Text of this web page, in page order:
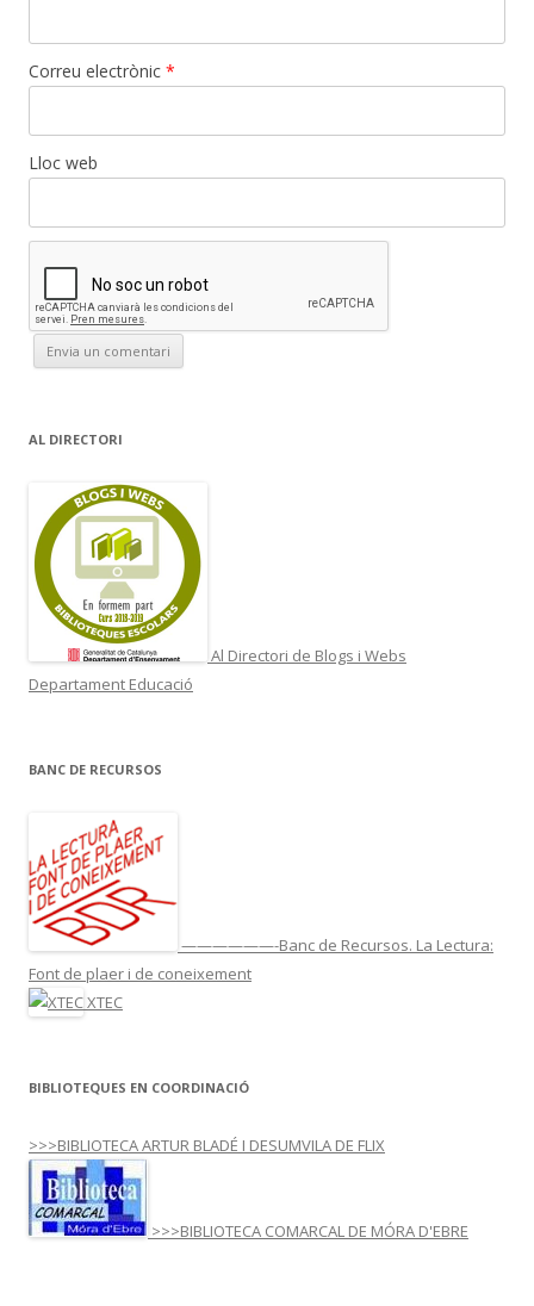
Correu electrònic *
Lloc web
AL DIRECTORI
Al Directori de Blogs i Webs
Departament Educació
BANC DE RECURSOS
——————-Banc de Recursos. La Lectura:
Font de plaer i de coneixement
XTEC
BIBLIOTEQUES EN COORDINACIÓ
>>>BIBLIOTECA ARTUR BLADÉ I DESUMVILA DE FLIX
>>>BIBLIOTECA COMARCAL DE MÓRA D'EBRE